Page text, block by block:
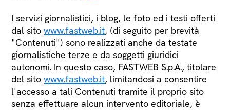
I servizi giornalistici, i blog, le foto ed i testi offerti
dal sito www.fastweb.it, (di seguito per brevità
"Contenuti") sono realizzati anche da testate
giornalistiche terze e da soggetti giuridici
autonomi. In questo caso, FASTWEB S.p.A., titolare
del sito www.fastweb.it, limitandosi a consentire
l'accesso a tali Contenuti tramite il proprio sito
senza effettuare alcun intervento editoriale, è